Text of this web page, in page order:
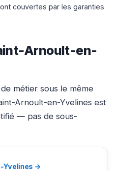
couvertes par les garanties
Arnoult-en-
métier sous le même
Arnoult-en-Yvelines est
— pas de sous-
Yvelines →